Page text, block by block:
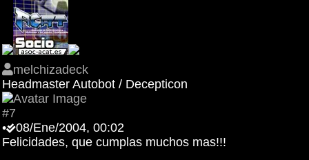
melchizadeck
Headmaster Autobot / Decepticon
#7
•
08/Ene/2004, 00:02
Felicidades, que cumplas muchos mas!!!